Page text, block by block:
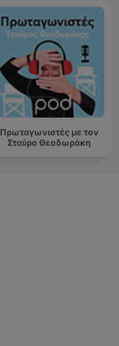
Πρωταγωνιστές με τον
Σταύρο Θεοδωράκη